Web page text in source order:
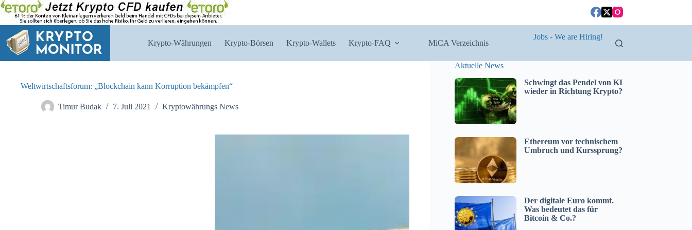
Zum
Inhalt
springen
Krypto-Währungen Krypto-Börsen Krypto-Wallets Krypto-FAQ MiCA Verzeichnis
Jobs - We are Hiring!
Weltwirtschaftsforum: „Blockchain kann Korruption bekämpfen“
Timur Budak 7. Juli 2021 Kryptowährungs News
Aktuelle News
Schwingt das Pendel von KI
wieder in Richtung Krypto?
Ethereum vor technischem
Umbruch und Kurssprung?
Der digitale Euro kommt.
Was bedeutet das für
Bitcoin & Co.?